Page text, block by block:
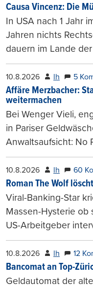
Causa Vincenz: Die
In USA nach 1 Jahr
Jahren nichts
dauern im Lande
10.8.2026 lh 5
Affäre Merzbacher:
weitermachen
Bei Wenger Vieli,
in Pariser
Anwaltsaufsicht: No
10.8.2026 lh 60
Roman The Wolf
Viral-Banking-Star
Massen-Hysterie ob
US-Arbeitgeber
10.8.2026 lh 12
Bancomat an Top-
Geldautomat der